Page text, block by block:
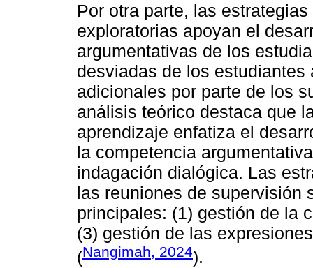
Por otra parte, las
exploratorias apoyan el
argumentativas de los
desviadas de los
adicionales por parte de los
análisis teórico destaca que
aprendizaje enfatiza el
la competencia
indagación dialógica. Las
las reuniones de supervisión
principales: (1) gestión de la
(3) gestión de las
(Nangimah, 2024).